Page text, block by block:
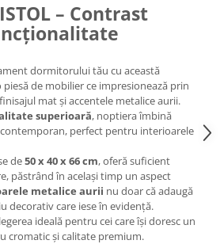
– Contrast
dormitorului tău cu această
piesă de mobilier ce impresionează prin
mat și accentele metalice aurii.
superioară, noptiera îmbină
perfect pentru interioarele
de50 x 40 x 66 cm, oferă suficient
păstrând în același timp un aspect
metalice aurii nu doar că adaugă
decorativ care iese în evidență.
ideală pentru cei care își doresc un
cromatic și calitate premium.